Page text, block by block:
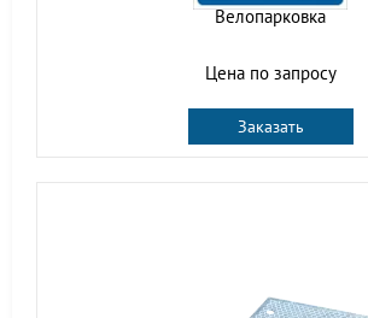
Велопарковка
Цена по запросу
Заказать